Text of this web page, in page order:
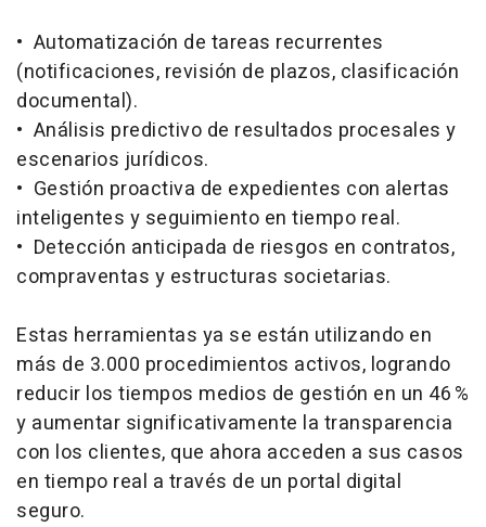
• Automatización de tareas recurrentes
(notificaciones, revisión de plazos, clasificación
documental).
• Análisis predictivo de resultados procesales y
escenarios jurídicos.
• Gestión proactiva de expedientes con alertas
inteligentes y seguimiento en tiempo real.
• Detección anticipada de riesgos en contratos,
compraventas y estructuras societarias.
Estas herramientas ya se están utilizando en
más de 3.000 procedimientos activos, logrando
reducir los tiempos medios de gestión en un 46 %
y aumentar significativamente la transparencia
con los clientes, que ahora acceden a sus casos
en tiempo real a través de un portal digital
seguro.